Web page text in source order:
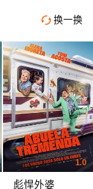
 换一换
1.0
彪悍外婆